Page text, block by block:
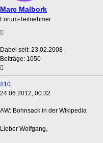
Marc Malbork
Forum-Teilnehmer
Dabei seit: 23.02.2008
Beiträge: 1050
#10
24.06.2012, 00:32
AW: Bohnsack in der Wikipedia
Lieber Wolfgang,